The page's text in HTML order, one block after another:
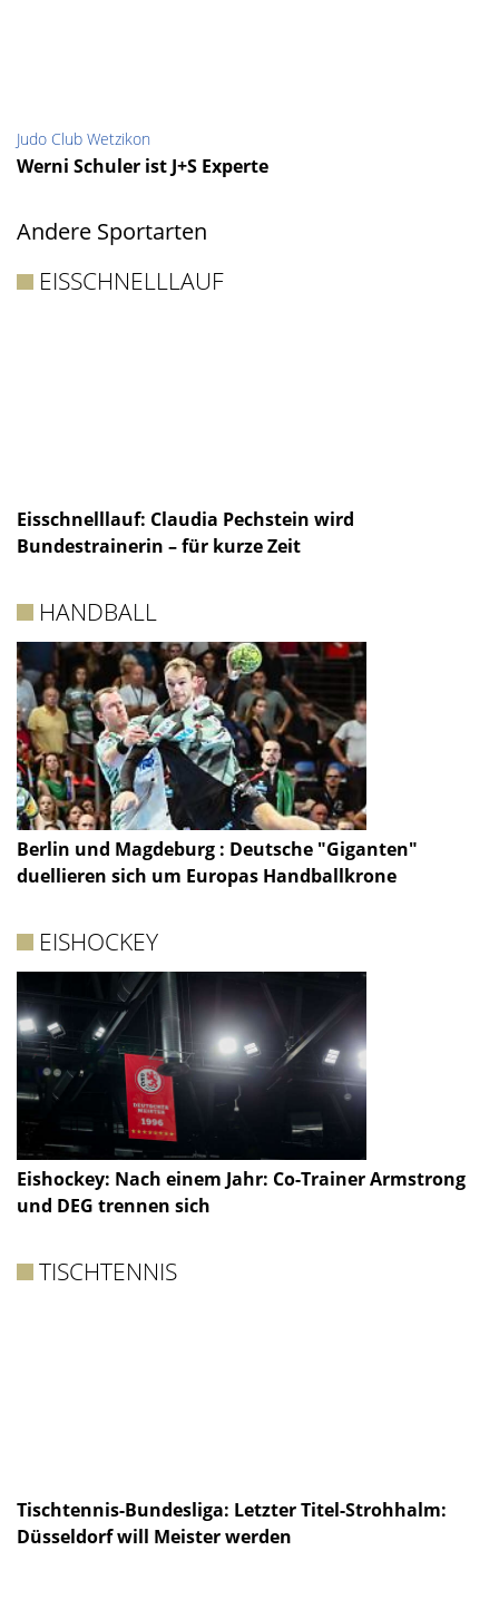
Judo Club Wetzikon
Werni Schuler ist J+S Experte
Andere Sportarten
EISSCHNELLLAUF
Eisschnelllauf: Claudia Pechstein wird
Bundestrainerin – für kurze Zeit
HANDBALL
Berlin und Magdeburg : Deutsche "Giganten"
duellieren sich um Europas Handballkrone
EISHOCKEY
Eishockey: Nach einem Jahr: Co-Trainer Armstrong
und DEG trennen sich
TISCHTENNIS
Tischtennis-Bundesliga: Letzter Titel-Strohhalm:
Düsseldorf will Meister werden